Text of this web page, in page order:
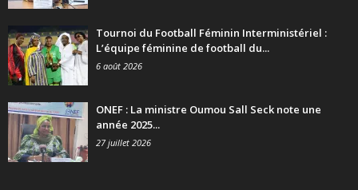
Tournoi du Football Féminin Interministériel :
L’équipe féminine de football du...
6 août 2026
ONEF : La ministre Oumou Sall Seck note une
année 2025...
27 juillet 2026